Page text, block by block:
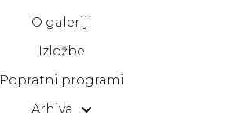
O galeriji
Izložbe
Popratni programi
Arhiva